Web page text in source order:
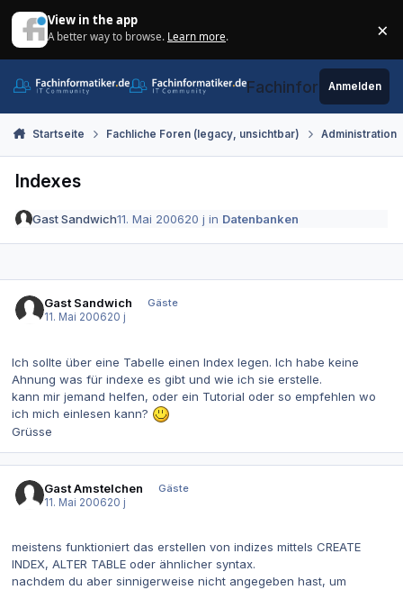
View in the app
A better way to browse. Learn more. ×
Fachinformatiker.de
Anmelden
Startseite Fachliche Foren (legacy, unsichtbar) Administration
Indexes
Gast Sandwich11. Mai 200620 j in Datenbanken
Gast Sandwich
Gäste
11. Mai 200620 j
Ich sollte über eine Tabelle einen Index legen. Ich habe keine
Ahnung was für indexe es gibt und wie ich sie erstelle.
kann mir jemand helfen, oder ein Tutorial oder so empfehlen wo
ich mich einlesen kann?
Grüsse
Gast Amstelchen
Gäste
11. Mai 200620 j
meistens funktioniert das erstellen von indizes mittels CREATE
INDEX, ALTER TABLE oder ähnlicher syntax.
nachdem du aber sinnigerweise nicht angegeben hast, um